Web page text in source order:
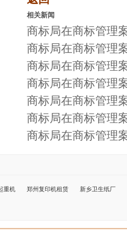
相关新闻
商标局在商标管理
商标局在商标管理
商标局在商标管理
商标局在商标管理
商标局在商标管理
商标局在商标管理
商标局在商标管理
重机 郑州复印机租赁 新乡卫生纸厂